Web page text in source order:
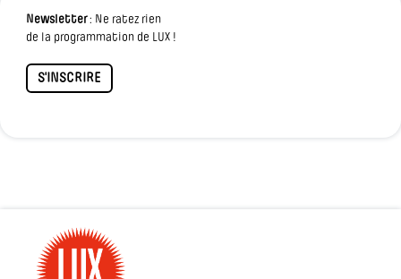
Newsletter: Ne ratez rien
de la programmation de LUX !
S'INSCRIRE